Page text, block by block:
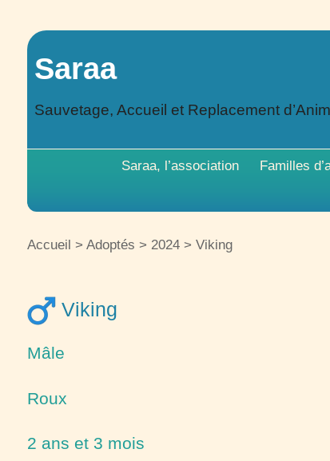
Saraa
Sauvetage, Accueil et Replacement
Saraa, l’association Familles
Accueil > Adoptés > 2024> Viking
Viking
Mâle
Roux
2 ans et 3 mois